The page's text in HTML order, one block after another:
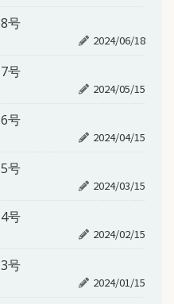
号
2024/06/18
号
2024/05/15
号
2024/04/15
号
2024/03/15
号
2024/02/15
号
2024/01/15